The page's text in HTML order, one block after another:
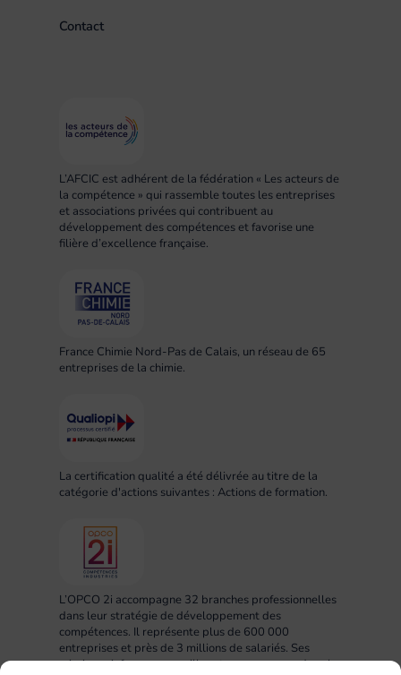
Contact
L’AFCIC est adhérent de la fédération « Les acteurs de
la compétence » qui rassemble toutes les entreprises
et associations privées qui contribuent au
développement des compétences et favorise une
filière d’excellence française.
France Chimie Nord-Pas de Calais, un réseau de 65
entreprises de la chimie.
La certification qualité a été délivrée au titre de la
catégorie d'actions suivantes : Actions de formation.
L’OPCO 2i accompagne 32 branches professionnelles
dans leur stratégie de développement des
compétences. Il représente plus de 600 000
entreprises et près de 3 millions de salariés. Ses
missions : informer, conseiller et accompagner dans la